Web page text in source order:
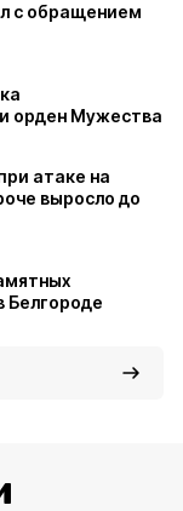
с обращением
орден Мужества
атаке на
выросло до
Белгороде